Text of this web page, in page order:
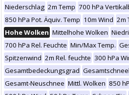
Niederschlag 2m Temp 700 hPa
850 hPa Pot. Äquiv. Temp 10m Wind 2m
Hohe Wolken Mittelhohe Wolken
700 hPa Rel. Feuchte Min/Max Temp.
Spitzenwind 2m Rel. feuchte 300 hPa
Gesamtbedeckungsgrad
Gesamt-Neuschnee Mittl. Wolken 850